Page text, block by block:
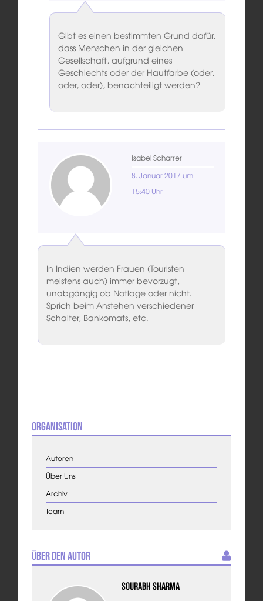
Gibt es einen bestimmten Grund dafür,
dass Menschen in der gleichen
Gesellschaft, aufgrund eines
Geschlechts oder der Hautfarbe (oder,
oder, oder), benachteiligt werden?
Isabel Scharrer
8. Januar 2017 um
15:40 Uhr
In Indien werden Frauen (Touristen
meistens auch) immer bevorzugt,
unabgängig ob Notlage oder nicht.
Sprich beim Anstehen verschiedener
Schalter, Bankomats, etc.
Organisation
Autoren
Über Uns
Archiv
Team
Über den Autor
Sourabh Sharma